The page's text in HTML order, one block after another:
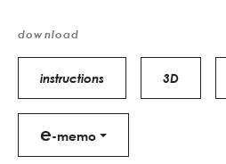
download
instructions 3D
e-memo